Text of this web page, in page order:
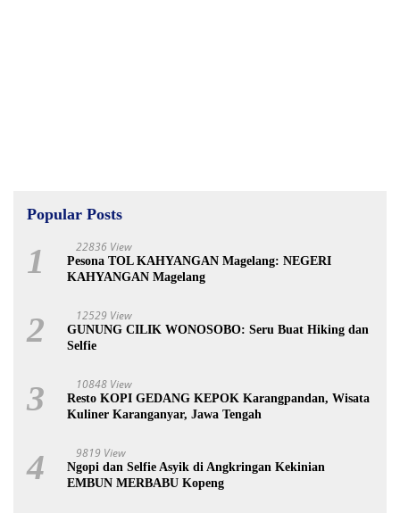
Popular Posts
1 22836 View
Pesona TOL KAHYANGAN Magelang: NEGERI
KAHYANGAN Magelang
2 12529 View
GUNUNG CILIK WONOSOBO: Seru Buat Hiking dan
Selfie
3 10848 View
Resto KOPI GEDANG KEPOK Karangpandan, Wisata
Kuliner Karanganyar, Jawa Tengah
4 9819 View
Ngopi dan Selfie Asyik di Angkringan Kekinian
EMBUN MERBABU Kopeng